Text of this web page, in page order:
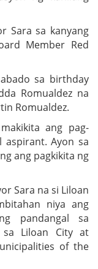
Sara sa kanyang
Member Red
sa birthday
Romualdez na
Romualdez.
ang pag-
aspirant. Ayon sa
ang pagkikita ng
Sara na si Liloan
niya ang
pandangal sa
sa Liloan City at
of the